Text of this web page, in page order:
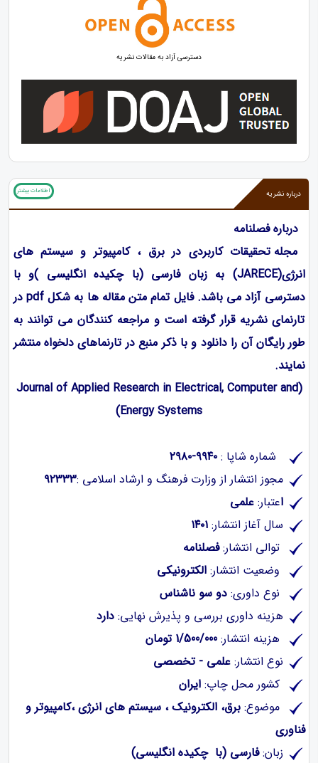
دسترسی آزاد به مقالات نشریه
درباره نشریه اطلاعات بیشتر
درباره فصلنامه
مجله تحقیقات کاربردی در برق ، کامپیوتر و سیستم های
انرژی(JARECE)
به زبان فارسی (با چکیده انگلیسی )و با
دسترسی آزاد می باشد. فایل تمام متن مقاله ها به شکل pdfدر
تارنمای نشریه قرار گرفته است و مراجعه ‌کنندگان می توانند به
طور رایگان آن را دانلود و با ذکر منبع در تارنماهای دلخواه منتشر
نمایند.
(Journal of Applied Research in Electrical, Computer and
Energy Systems)
شماره شاپا :‪۲۹۸۰-۹۹۴۰
مجوز انتشار از وزارت فرهنگ و ارشاد اسلامی :۹۲۳۳۳
اعتبار: علمی
سال آغاز انتشار:۱۴۰۱
توالی انتشار:فصلنامه
وضعیت انتشار: الکترونیکی
نوع داوری:دو سو ناشناس
هزینه داوری بررسی و پذیرش نهایی:دارد
هزینه انتشار:1/500/000 تومان
نوع انتشار: علمی - تخصصی
کشور محل چاپ:ایران
موضوع:برق، الکترونیک ، سیستم های انرژی ،کامپیوتر و
فناوری
زبان:فارسی (با چکیده انگلیسی)